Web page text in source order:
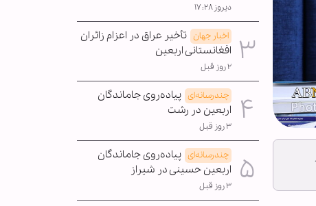
دیروز ۱۷:۲۸
اخبار جهان تأخیر عراق در اعزام زائران
افغانستانی اربعین
۲ روز قبل
چندرسانه‌ای پیاده‌روی جاماندگان
اربعین در رشت
۳ روز قبل
چندرسانه‌ای پیاده‌روی جاماندگان
اربعین حسینی در شیراز
۳ روز قبل